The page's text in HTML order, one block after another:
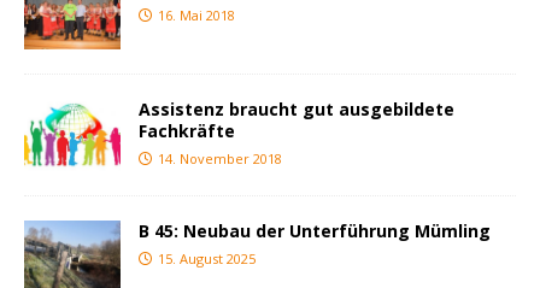
16. Mai 2018
Assistenz braucht gut ausgebildete
Fachkräfte
14. November 2018
B 45: Neubau der Unterführung Mümling
15. August 2025